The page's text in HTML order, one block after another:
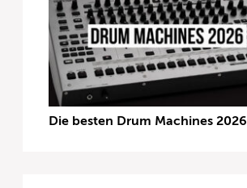
Die besten Drum Machines 2026